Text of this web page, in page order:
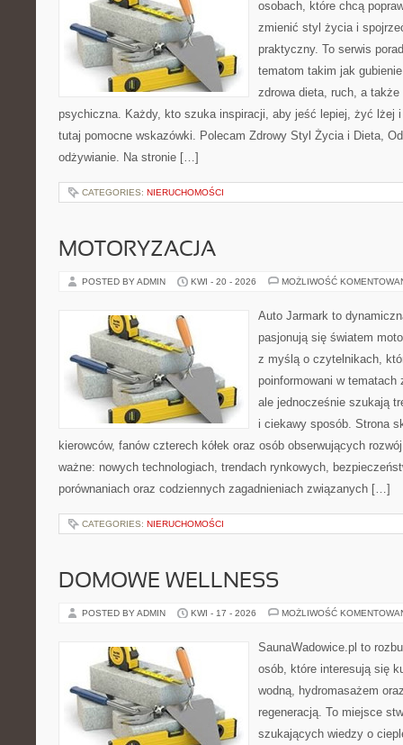
osobach, które chcą
zmienić styl życia i
praktyczny. To serwis
tematom takim jak
zdrowa dieta, ruch, a
psychiczna. Każdy, kto szuka inspiracji, aby jeść lepiej, żyć lżej
tutaj pomocne wskazówki. Polecam Zdrowy Styl Życia i Dieta,
odżywianie. Na stronie […]
CATEGORIES: NIERUCHOMOŚCI
MOTORYZACJA
POSTED BY ADMIN KWI - 20 - 2026 MOŻLIWOŚĆ
Auto Jarmark to
pasjonują się światem
z myślą o czytelnikach,
poinformowani w
ale jednocześnie szukają
i ciekawy sposób. Strona
kierowców, fanów czterech kółek oraz osób obserwujących
ważne: nowych technologiach, trendach rynkowych,
porównaniach oraz codziennych zagadnieniach związanych […]
CATEGORIES: NIERUCHOMOŚCI
DOMOWE WELLNESS
POSTED BY ADMIN KWI - 17 - 2026 MOŻLIWOŚĆ
SaunaWadowice.pl to
osób, które interesują się
wodną, hydromasażem
regeneracją. To miejsce
szukających wiedzy o